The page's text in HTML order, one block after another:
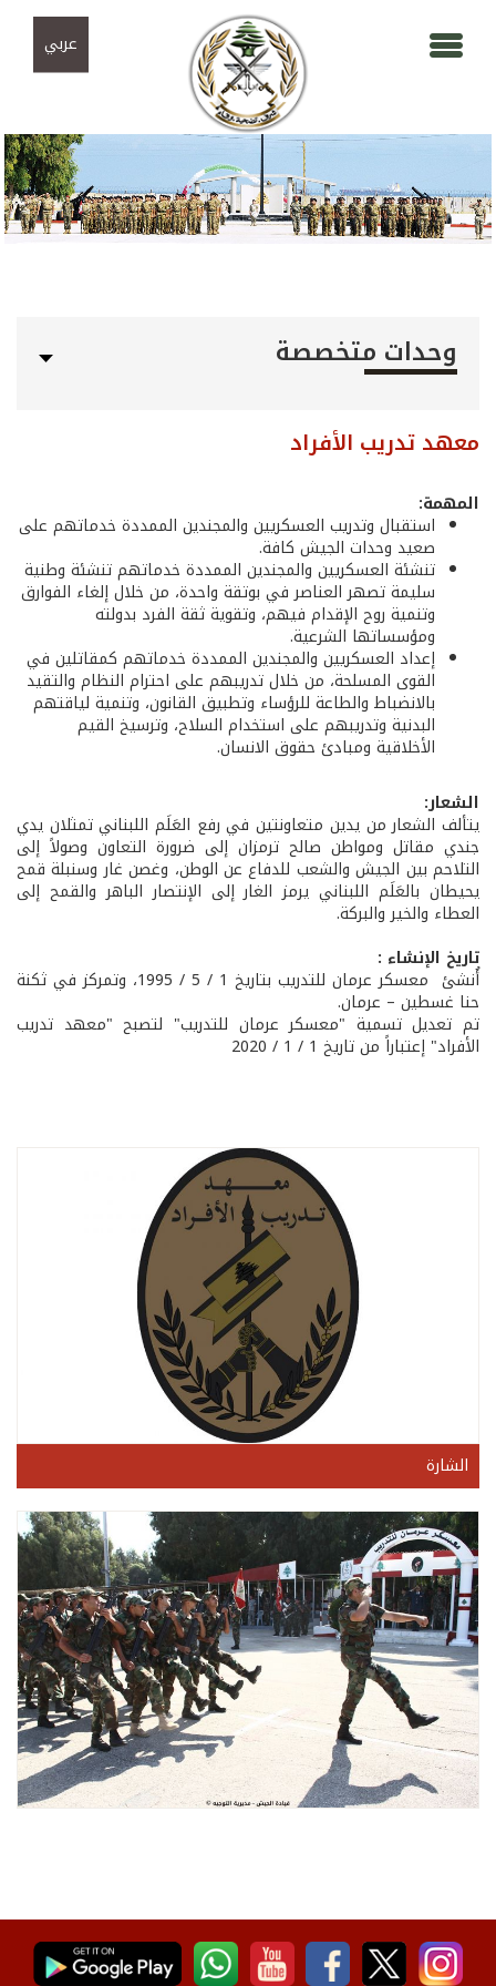
عربي
وحدات متخصصة
معهد تدريب الأفراد
المهمة:
استقبال وتدريب العسكريين والمجندين الممددة خدماتهم على
صعيد وحدات الجيش كافة.
تنشئة العسكريين والمجندين الممددة خدماتهم تنشئة وطنية
سليمة تصهر العناصر في بوتقة واحدة، من خلال إلغاء الفوارق
وتنمية روح الإقدام فيهم، وتقوية ثقة الفرد بدولته
ومؤسساتها الشرعية.
إعداد العسكريين والمجندين الممددة خدماتهم كمقاتلين في
القوى المسلحة، من خلال تدريبهم على احترام النظام والتقيد
بالانضباط والطاعة للرؤساء وتطبيق القانون، وتنمية لياقتهم
البدنية وتدريبهم على استخدام السلاح، وترسيخ القيم
الأخلاقية ومبادئ حقوق الانسان.
الشعار:
يتألف الشعار من يدين متعاونتين في رفع العَلَم اللبناني تمثلان يدي
جندي مقاتل ومواطن صالح ترمزان إلى ضرورة التعاون وصولاً إلى
التلاحم بين الجيش والشعب للدفاع عن الوطن، وغصن غار وسنبلة قمح
يحيطان بالعَلَم اللبناني يرمز الغار إلى الإنتصار الباهر والقمح إلى
العطاء والخير والبركة.
تاريخ الإنشاء :
أُنشئ معسكر عرمان للتدريب بتاريخ 1 / 5 / 1995، وتمركز في ثكنة
حنا غسطين – عرمان.
تم تعديل تسمية "معسكر عرمان للتدريب" لتصبح "معهد تدريب
الأفراد" إعتباراً من تاريخ 1 / 1 / 2020
الشارة